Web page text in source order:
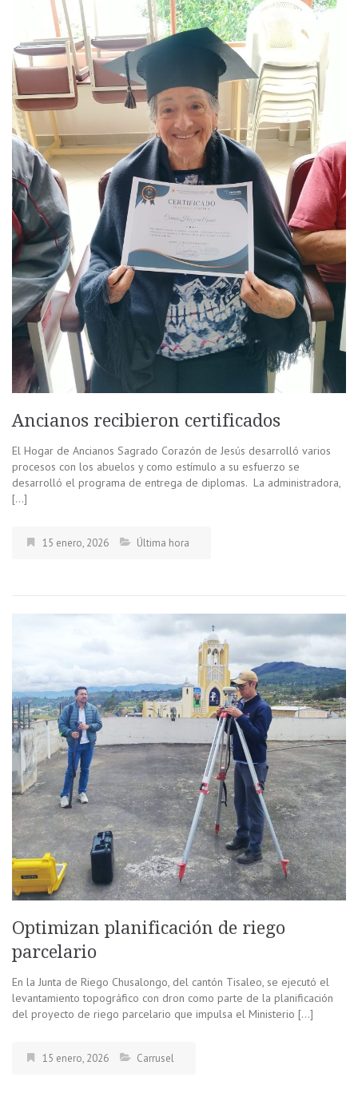
Ancianos recibieron certificados
El Hogar de Ancianos Sagrado Corazón de Jesús desarrolló varios
procesos con los abuelos y como estímulo a su esfuerzo se
desarrolló el programa de entrega de diplomas. La administradora,
[…]
15 enero, 2026 Última hora
Optimizan planificación de riego
parcelario
En la Junta de Riego Chusalongo, del cantón Tisaleo, se ejecutó el
levantamiento topográfico con dron como parte de la planificación
del proyecto de riego parcelario que impulsa el Ministerio […]
15 enero, 2026 Carrusel